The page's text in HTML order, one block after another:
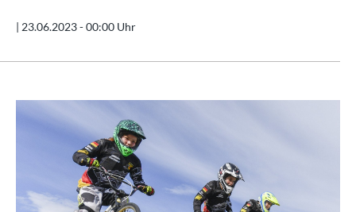
| 23.06.2023 - 00:00 Uhr